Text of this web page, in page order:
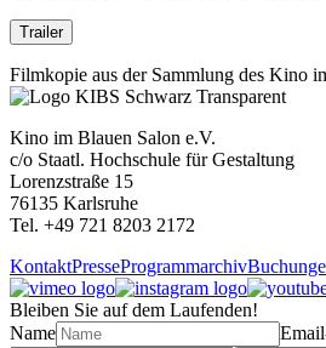
Trailer
Filmkopie aus der Sammlung des Kino
Kino im Blauen Salon e.V.
c/o Staatl. Hochschule für Gestaltung
Lorenzstraße 15
76135 Karlsruhe
Tel. +49 721 8203 2172
KontaktPresseProgrammarchiv
Bleiben Sie auf dem Laufenden!
Name